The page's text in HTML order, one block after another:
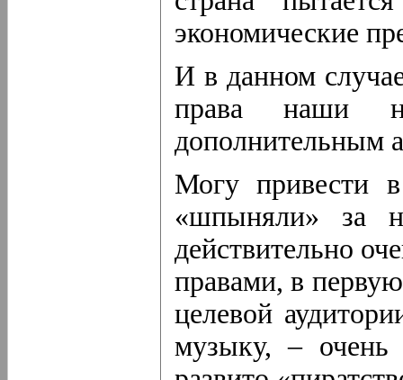
экономические
И в данном
права наши
дополнительным
Могу привести
«шпыняли» за
действительно
правами, в
целевой
музыку, – очень